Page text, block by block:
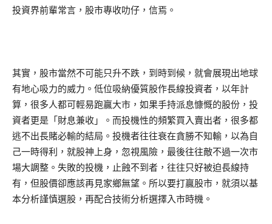
投資界前輩常言，股市專收叻仔，信焉。
其實，股市當然不可能只升不跌，到時到候，就會展現出地球
有地心吸力的威力。低位吸納優質股作長線投資者，以年計
算，很多人都可輕易跑贏大市，如果手持派息慷慨的股份，投
資者更是「財息兼收」。而投機性的頻繁買入賣出者，很多都
逃不出長賭必輸的結局。投機者往往衰在貪勝不知輸，以為自
己一時得利，就股神上身，忽視風險，最後往往敵不過一次市
場大調整。失敗的投機，止蝕不到者，往往只好被迫長線持
有，但股價卻應該再見家鄉無望。所以要打贏股市，就須以基
本分析謹慎選股，再配合技術分析選擇入市時機。